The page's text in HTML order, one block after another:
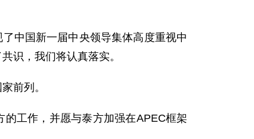
中国新一届中央领导集体高度重视中
识，我们将认真落实。
前列。
工作，并愿与泰方加强在APEC框架